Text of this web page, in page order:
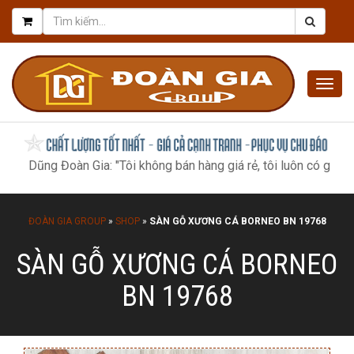
Đoàn Gia: "Tôi không bán hàng giá rẻ, tôi luôn có giá tốt nhất,
ĐOÀN GIA GROUP» SHOP» SÀN GỖ XƯƠNG CÁ BORNEO BN 19768
SÀN GỖ XƯƠNG CÁ BORNEO
BN 19768